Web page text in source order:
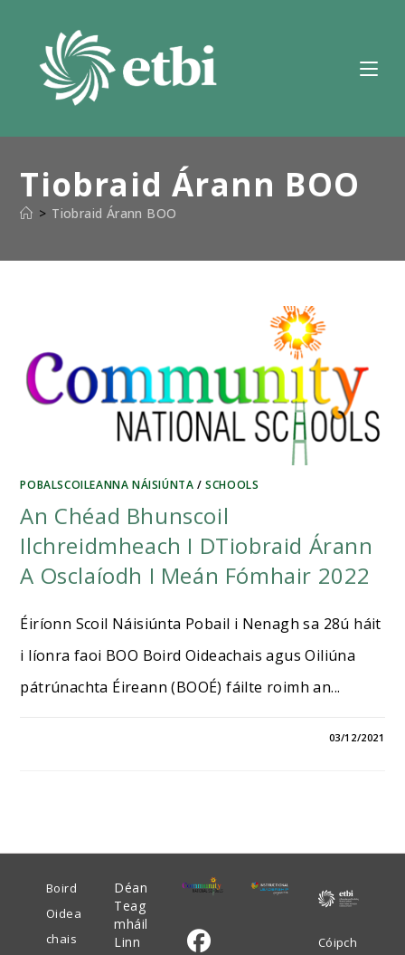
Tiobraid Árann BOO
> Tiobraid Árann BOO
POBALSCOILEANNA NÁISIÚNTA /SCHOOLS
An Chéad Bhunscoil
Ilchreidmheach I DTiobraid Árann
A Osclaíodh I Meán Fómhair 2022
Éiríonn Scoil Náisiúnta Pobail i Nenagh sa 28ú háit
i líonra faoi BOO Boird Oideachais agus Oiliúna
pátrúnachta Éireann (BOOÉ) fáilte roimh an...
03/12/2021
Boird
Oidea
chais
Déan
Teag
mháil
Linn
Cóipch